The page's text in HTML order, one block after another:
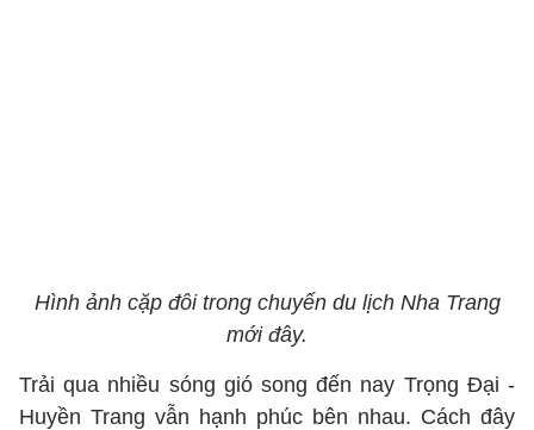
Hình ảnh cặp đôi trong chuyến du lịch Nha Trang
mới đây.
Trải qua nhiều sóng gió song đến nay Trọng Đại -
Huyền Trang vẫn hạnh phúc bên nhau. Cách đây